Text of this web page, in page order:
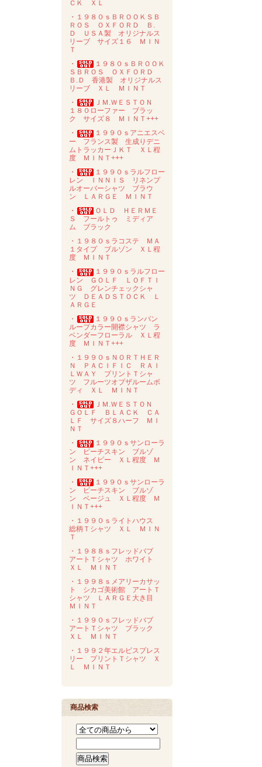
ＣＫ ＸＬ
・１９８０ｓＢＲＯＯＫＳＢ
ＲＯＳ ＯＸＦＯＲＤ Ｂ.
Ｄ ＵＳＡ製 オリジナルス
リーブ サイズ１６ ＭＩＮ
Ｔ
・
１９８０ｓＢＲＯＯＫ
ＳＢＲＯＳ ＯＸＦＯＲＤ
Ｂ.Ｄ 香港製 オリジナルス
リーブ ＸＬ ＭＩＮＴ
・
ＪＭ.ＷＥＳＴＯＮ
１８０ローファー ブラッ
ク サイズ８ ＭＩＮＴ+++
・
１９９０ｓアニエスベ
ー フランス製 生成りデニ
ムトラッカーＪＫＴ ＸＬ程
度 ＭＩＮＴ+++
・
１９９０ｓラルフロー
レン ＩＮＮＩＳ リネンプ
ルオーバーシャツ ブラウ
ン ＬＡＲＧＥ ＭＩＮＴ
・
ＯＬＤ ＨＥＲＭＥ
Ｓ フールトゥ ミディア
ム ブラック
・１９８０ｓラコステ ＭＡ
１タイプ ブルゾン ＸＬ程
度 ＭＩＮＴ
・
１９９０ｓラルフロー
レン ＧＯＬＦ ＬＯＦＴＩ
ＮＧ グレンチェックシャ
ツ ＤＥＡＤＳＴＯＣＫ Ｌ
ＡＲＧＥ
・
１９９０ｓランバン
ループカラー開襟シャツ ラ
ベンダーフローラル ＸＬ程
度 ＭＩＮＴ+++
・１９９０ｓＮＯＲＴＨＥＲ
Ｎ ＰＡＣＩＦＩＣ ＲＡＩ
ＬＷＡＹ プリントＴシャ
ツ フルーツオブザルームボ
ディ ＸＬ ＭＩＮＴ
・
ＪＭ.ＷＥＳＴＯＮ
ＧＯＬＦ ＢＬＡＣＫ ＣＡ
ＬＦ サイズ８ハーフ ＭＩ
ＮＴ
・
１９９０ｓサンローラ
ン ピーチスキン ブルゾ
ン ネイビー ＸＬ程度 Ｍ
ＩＮＴ+++
・
１９９０ｓサンローラ
ン ピーチスキン ブルゾ
ン ベージュ ＸＬ程度 Ｍ
ＩＮＴ+++
・１９９０ｓライトハウス
総柄Ｔシャツ ＸＬ ＭＩＮ
Ｔ
・１９８８ｓフレッドバブ
アートＴシャツ ホワイト
ＸＬ ＭＩＮＴ
・１９９８ｓメアリーカサッ
ト シカゴ美術館 アートＴ
シャツ ＬＡＲＧＥ大き目
ＭＩＮＴ
・１９９０ｓフレッドバブ
アートＴシャツ ブラック
ＸＬ ＭＩＮＴ
・１９９２年エルビスプレス
リー プリントＴシャツ Ｘ
Ｌ ＭＩＮＴ
商品検索